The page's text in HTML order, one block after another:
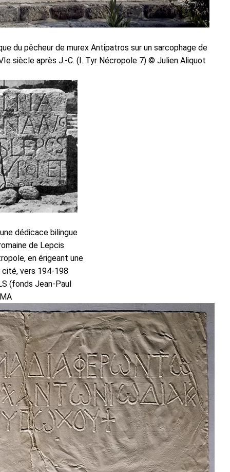
du pêcheur de murex Antipatros sur un sarcophage de
siècle après J.-C. (I. Tyr Nécropole 7) © Julien Aliquot
dédicace bilingue
de Lepcis
en érigeant une
vers 194-198
(fonds Jean-Paul